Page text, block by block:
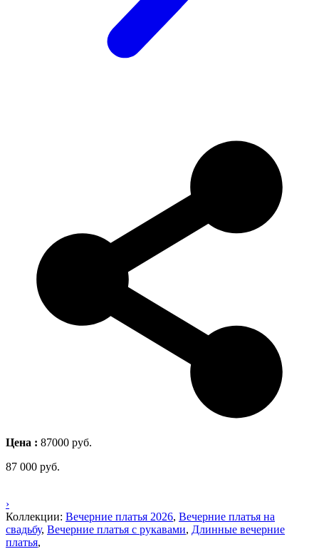
Цена : 87000 руб.
87 000 руб.
›
Коллекции: Вечерние платья 2026, Вечерние платья на
свадьбу, Вечерние платья с рукавами, Длинные вечерние
платья,